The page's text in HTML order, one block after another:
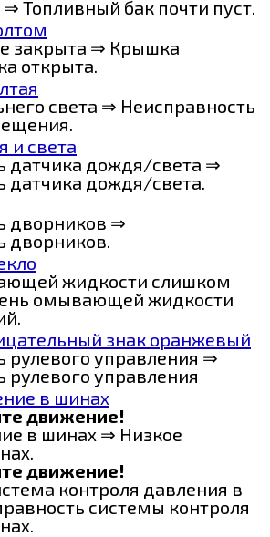
⇒ Топливный бак почти пуст.
закрыта ⇒ Крышка
открыта.
света ⇒ Неисправность
датчика дождя/света ⇒
датчика дождя/света.
дворников ⇒
дворников.
жидкости слишком
омывающей жидкости
рулевого управления ⇒
рулевого управления
движение!
в шинах ⇒ Низкое
движение!
контроля давления в
системы контроля